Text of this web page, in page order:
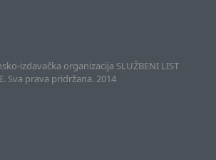
izdavačka organizacija SLUŽBENI LIST
Sva prava pridržana. 2014